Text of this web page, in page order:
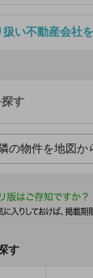
扱い不動産会社
す
の物件を地図か
す